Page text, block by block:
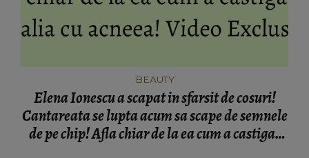
BEAUTY
Elena Ionescu a scapat in sfarsit de cosuri!
Cantareata se lupta acum sa scape de semnele
de pe chip! Afla chiar de la ea cum a castigat